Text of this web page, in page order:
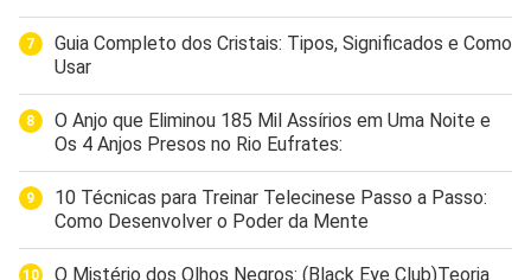
Guia Completo dos Cristais: Tipos, Significados e Como
Usar
O Anjo que Eliminou 185 Mil Assírios em Uma Noite e
Os 4 Anjos Presos no Rio Eufrates:
10 Técnicas para Treinar Telecinese Passo a Passo:
Como Desenvolver o Poder da Mente
O Mistério dos Olhos Negros: (Black Eye Club)Teoria